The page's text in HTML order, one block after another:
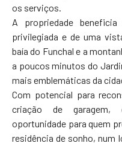
os serviços.
A propriedade
privilegiada e de uma
baía do Funchal e a
a poucos minutos do
mais emblemáticas da
Com potencial para
criação de
oportunidade para quem
residência de sonho, num